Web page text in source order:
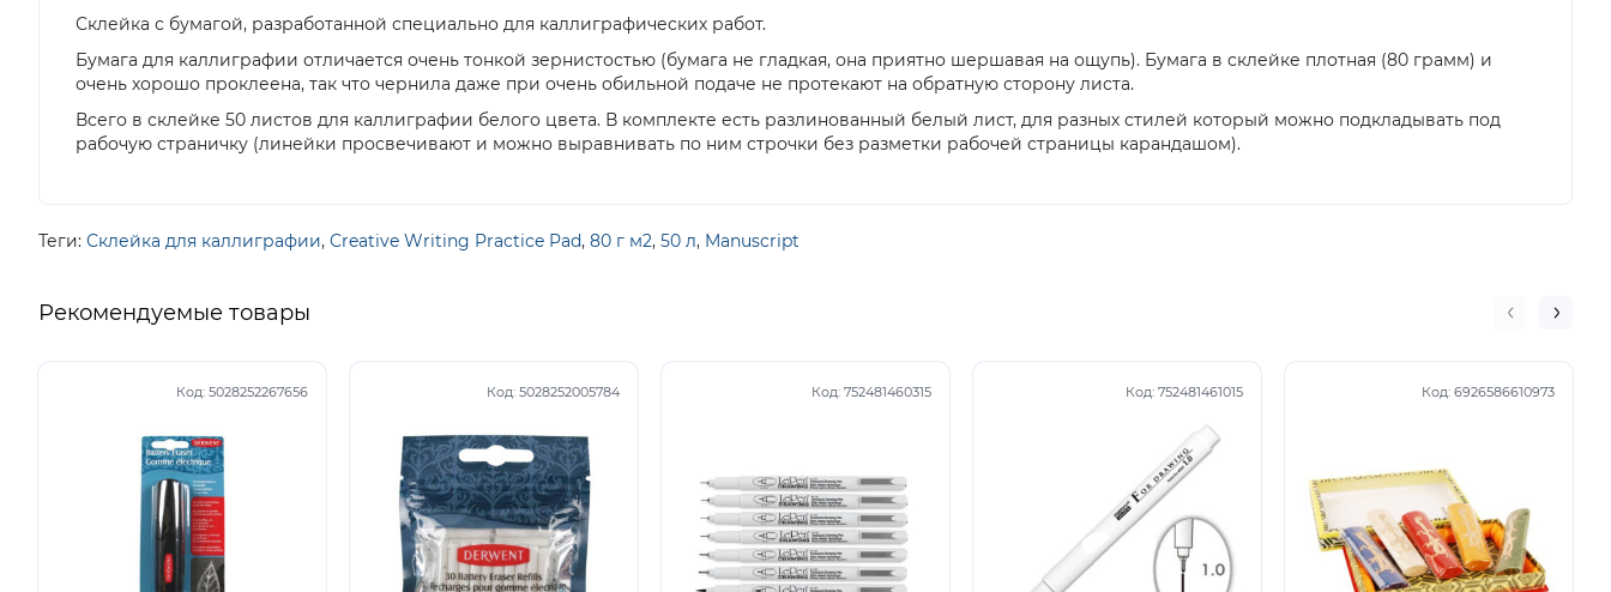
Склейка с бумагой, разработанной специально для каллиграфических работ.
Бумага для каллиграфии отличается очень тонкой зернистостью (бумага не гладкая, она приятно шершавая на ощупь). Бумага в склейке плотная (80 грамм) и
очень хорошо проклеена, так что чернила даже при очень обильной подаче не протекают на обратную сторону листа.
Всего в склейке 50 листов для каллиграфии белого цвета. В комплекте есть разлинованный белый лист, для разных стилей который можно подкладывать под
рабочую страничку (линейки просвечивают и можно выравнивать по ним строчки без разметки рабочей страницы карандашом).
Теги: Склейка для каллиграфии, Creative Writing Practice Pad, 80 г м2, 50 л, Manuscript
Рекомендуемые товары
Код: 5028252267656 Код: 5028252005784 Код: 752481460315 Код: 752481461015 Код: 6926586610973